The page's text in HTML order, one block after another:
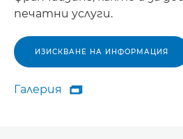
печатни услуги.
ИЗИСКВАНЕ НА ИНФОРМАЦИЯ
Галерия
Галерия
